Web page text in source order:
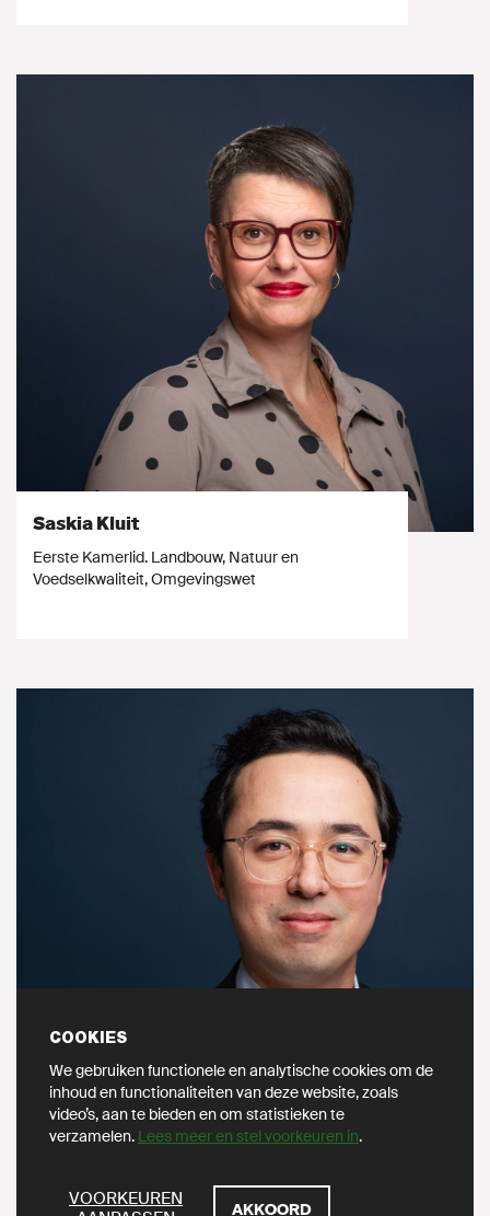
COOKIES
We gebruiken functionele en analytische cookies om de
inhoud en functionaliteiten van deze website, zoals
video’s, aan te bieden en om statistieken te
verzamelen. Lees meer en stel voorkeuren in.
VOORKEUREN
AKKOORD
Saskia Kluit
Eerste Kamerlid. Landbouw, Natuur en
Voedselkwaliteit, Omgevingswet
Randy Martens
ZOEKEN